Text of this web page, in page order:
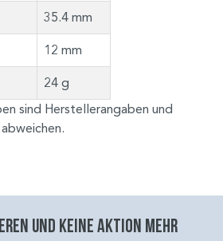
35.4 mm
12 mm
24 g
sind Herstellerangaben und
und keine aktion mehr